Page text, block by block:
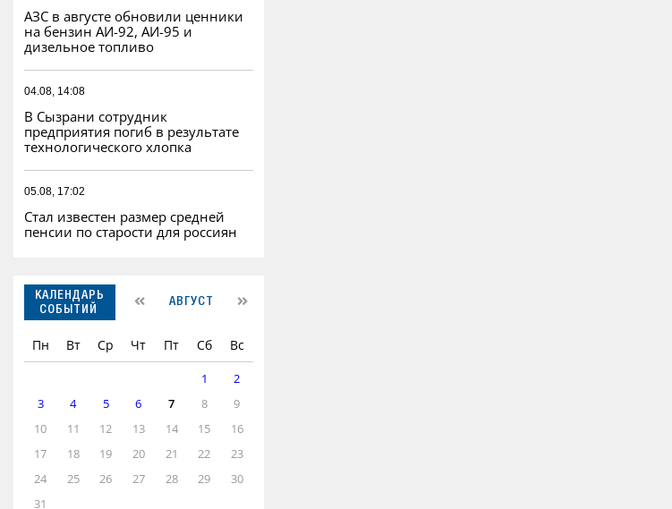
АЗС в августе обновили ценники
на бензин АИ-92, АИ-95 и
дизельное топливо
04.08, 14:08
В Сызрани сотрудник
предприятия погиб в результате
технологического хлопка
05.08, 17:02
Стал известен размер средней
пенсии по старости для россиян
КАЛЕНДАРЬ
СОБЫТИЙ
АВГУСТ
Пн Вт Ср Чт Пт Сб Вс
1
2
3
4 5 6 7 8
9
10
11 12 13 14 15
16
17
18 19 20 21 22
23
24
25 26 27 28 29
30
31